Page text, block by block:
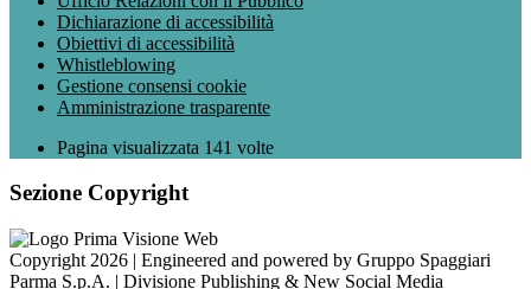
Dichiarazione di accessibilità
Obiettivi di accessibilità
Whistleblowing
Gestione consensi cookie
Amministrazione trasparente
Pagina visualizzata 141 volte
Sezione Copyright
Copyright 2026 | Engineered and powered by Gruppo Spaggiari
Parma S.p.A. | Divisione Publishing & New Social Media